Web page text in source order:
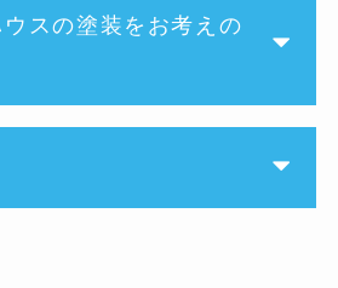
スの塗装をお考えの